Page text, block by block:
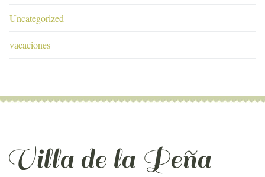
Uncategorized
vacaciones
Villa de la Peña